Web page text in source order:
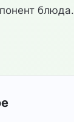
блюда.